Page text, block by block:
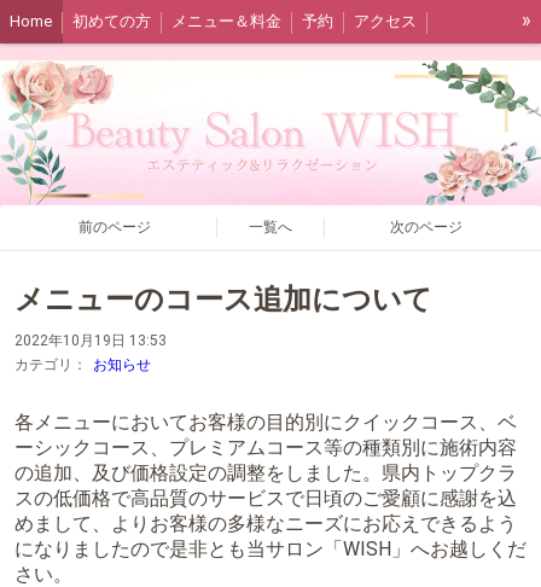
Home 初めての方 メニュー＆料金 予約 アクセス
スタッフ紹介＆ブログ 必読事項
»
前のページ 一覧へ 次のページ
メニューのコース追加について
2022年10月19日 13:53
カテゴリ：
お知らせ
各メニューにおいてお客様の目的別にクイックコース、ベ
ーシックコース、プレミアムコース等の種類別に施術内容
の追加、及び価格設定の調整をしました。県内トップクラ
スの低価格で高品質のサービスで日頃のご愛顧に感謝を込
めまして、よりお客様の多様なニーズにお応えできるよう
になりましたので是非とも当サロン「WISH」へお越しくだ
さい。